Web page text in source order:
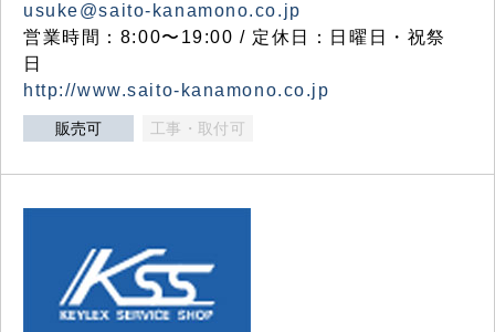
usuke@saito-kanamono.co.jp
営業時間：8:00〜19:00 / 定休日：日曜日・祝祭
日
http://www.saito-kanamono.co.jp
販売可 工事・取付可